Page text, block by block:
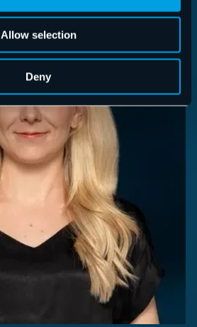
Allow selection
Deny